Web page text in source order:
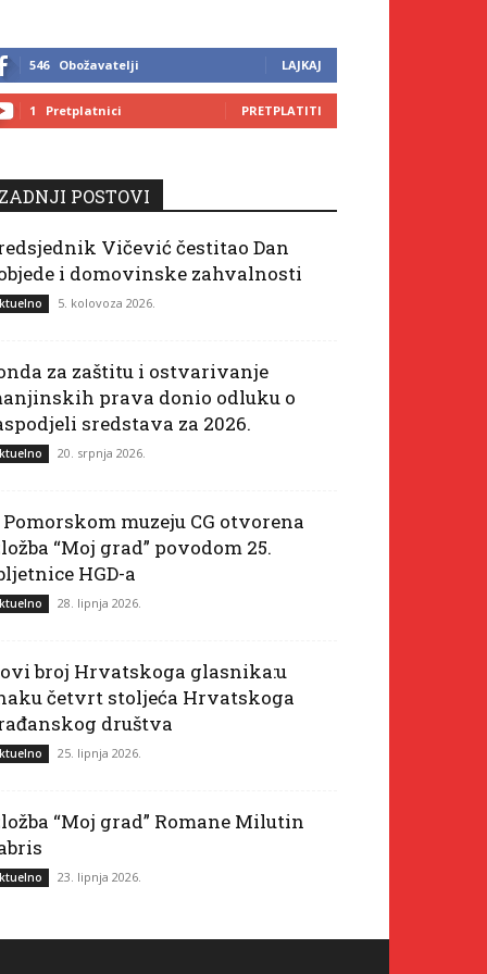
546 Obožavatelji LAJKAJ
1 Pretplatnici PRETPLATITI
ZADNJI POSTOVI
Vičević čestitao Dan
i domovinske zahvalnosti
5. kolovoza 2026.
za zaštitu i ostvarivanje
prava donio odluku o
sredstava za 2026.
20. srpnja 2026.
Pomorskom muzeju CG otvorena
“Moj grad” povodom 25.
HGD-a
28. lipnja 2026.
broj Hrvatskoga glasnika:u
četvrt stoljeća Hrvatskoga
društva
25. lipnja 2026.
“Moj grad” Romane Milutin
23. lipnja 2026.